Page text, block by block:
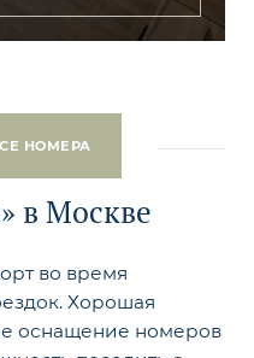
НОМЕРА
в Москве
во время
Хорошая
оснащение номеров